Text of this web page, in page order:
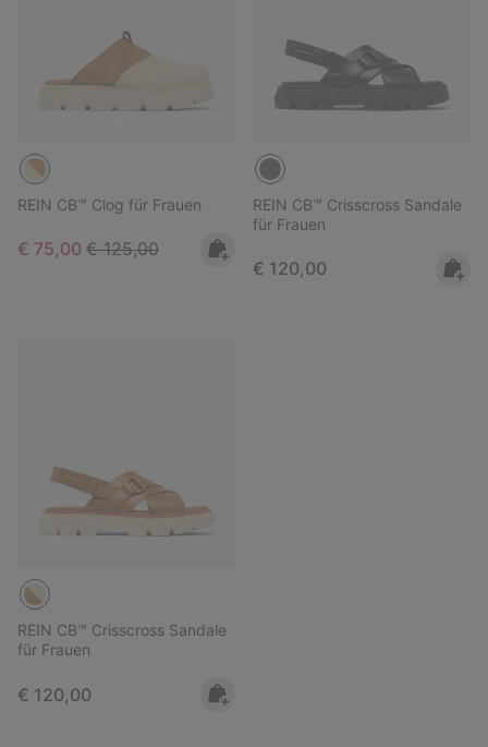
REIN CB™ Clog für Frauen
Sale price:
€ 75,00 Regular price:
€ 125,00
REIN CB™ Crisscross Sandale
für Frauen
Regular price:
€ 120,00
REIN CB™ Crisscross Sandale
für Frauen
Regular price:
€ 120,00